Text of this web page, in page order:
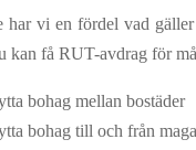
har vi en fördel vad
kan få RUT-avdrag för
bohag mellan bostäder
bohag till och från